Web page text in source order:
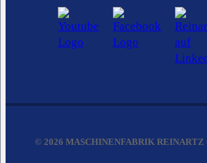
© 2026 MASCHINENFABRIK REINARTZ